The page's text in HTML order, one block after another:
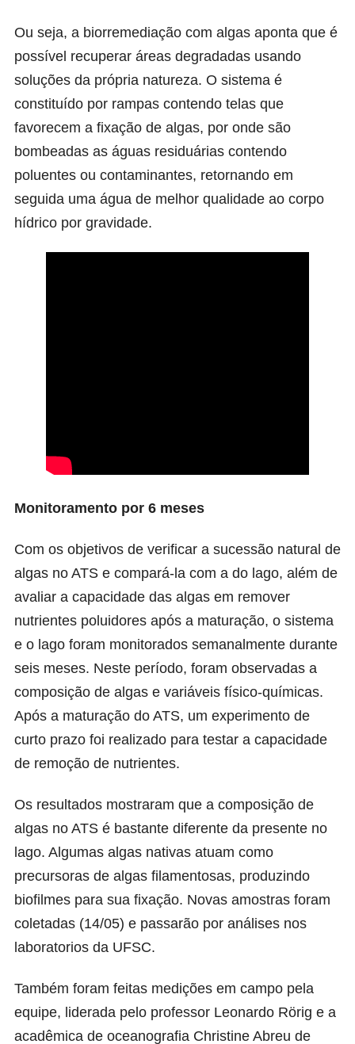
Ou seja, a biorremediação com algas aponta que é
possível recuperar áreas degradadas usando
soluções da própria natureza. O sistema é
constituído por rampas contendo telas que
favorecem a fixação de algas, por onde são
bombeadas as águas residuárias contendo
poluentes ou contaminantes, retornando em
seguida uma água de melhor qualidade ao corpo
hídrico por gravidade.
Monitoramento por 6 meses
Com os objetivos de verificar a sucessão natural de
algas no ATS e compará-la com a do lago, além de
avaliar a capacidade das algas em remover
nutrientes poluidores após a maturação, o sistema
e o lago foram monitorados semanalmente durante
seis meses. Neste período, foram observadas a
composição de algas e variáveis físico-químicas.
Após a maturação do ATS, um experimento de
curto prazo foi realizado para testar a capacidade
de remoção de nutrientes.
Os resultados mostraram que a composição de
algas no ATS é bastante diferente da presente no
lago. Algumas algas nativas atuam como
precursoras de algas filamentosas, produzindo
biofilmes para sua fixação. Novas amostras foram
coletadas (14/05) e passarão por análises nos
laboratorios da UFSC.
Também foram feitas medições em campo pela
equipe, liderada pelo professor Leonardo Rörig e a
acadêmica de oceanografia Christine Abreu de